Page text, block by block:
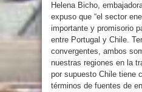
Helena Bicho,
expuso que “el sector
importante y promisorio
entre Portugal y Chile.
convergentes, ambos
nuestras regiones en la
por supuesto Chile tiene
términos de fuentes de